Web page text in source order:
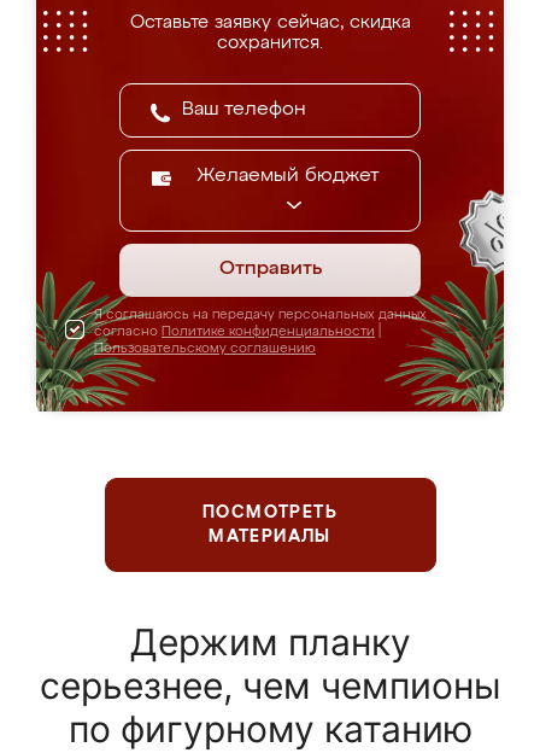
Оставьте заявку сейчас, скидка
сохранится.
Желаемый бюджет
Отправить
Я соглашаюсь на передачу персональных данных
согласно Политике конфиденциальности
Пользовательскому соглашению
ПОСМОТРЕТЬ
МАТЕРИАЛЫ
Держим планку
серьезнее, чем чемпионы
по фигурному катанию